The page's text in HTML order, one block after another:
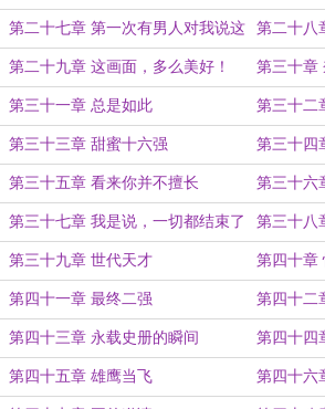
第二十七章 第一次有男人对我说这
样的话
第二十八
第二十九章 这画面，多么美好！ 第三十章
第三十一章 总是如此 第三十二
第三十三章 甜蜜十六强 第三十四
第三十五章 看来你并不擅长 第三十六
第三十七章 我是说，一切都结束了 第三十八
第三十九章 世代天才 第四十章
第四十一章 最终二强 第四十二
的盟主打
第四十三章 永载史册的瞬间 第四十四
第四十五章 雄鹰当飞 第四十六